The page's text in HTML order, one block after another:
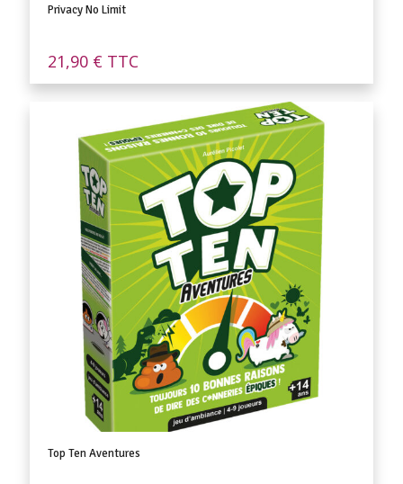
Privacy No Limit
21,90 € TTC
Top Ten Aventures